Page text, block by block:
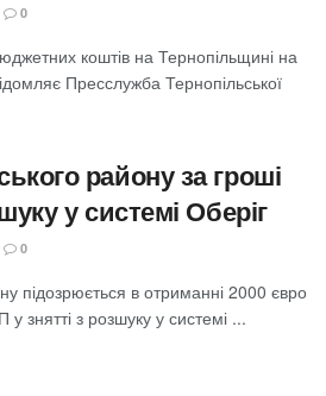
0
коштів на Тернопільщині на
Пресслужба Тернопільської
району за гроші
у системі Оберіг
0
підозрюється в отриманні 2000 євро
знятті з розшуку у системі ...